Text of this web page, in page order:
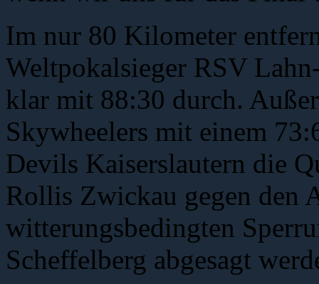
Im nur 80 Kilometer
Weltpokalsieger RSV
klar mit 88:30 durch.
Skywheelers mit einem
Devils Kaiserslautern die
Rollis Zwickau gegen den
witterungsbedingten
Scheffelberg abgesagt